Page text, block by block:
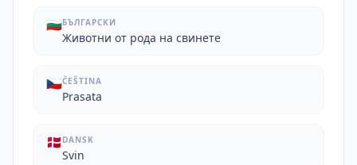
🇧🇬БЪЛГАРСКИ
Животни от рода на свинете
🇨🇿ČEŠTINA
Prasata
🇩🇰 DANSK
Svin